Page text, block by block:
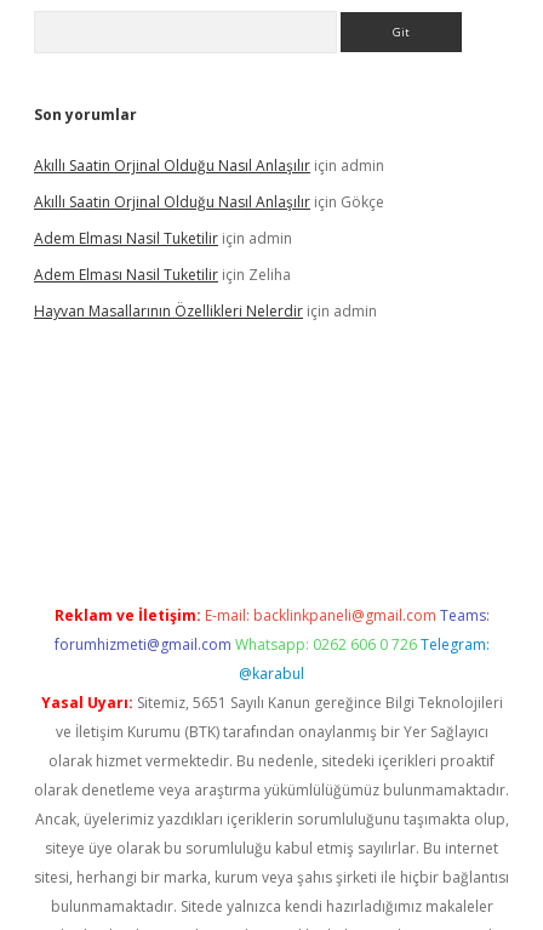
Son yorumlar
Akıllı Saatin Orjinal Olduğu Nasıl Anlaşılır için admin
Akıllı Saatin Orjinal Olduğu Nasıl Anlaşılır için Gökçe
Adem Elması Nasil Tuketilir için admin
Adem Elması Nasil Tuketilir için Zeliha
Hayvan Masallarının Özellikleri Nelerdir için admin
Reklam ve İletişim: E-mail: backlinkpaneli@gmail.com Teams:
forumhizmeti@gmail.com Whatsapp: 0262 606 0 726 Telegram:
@karabul
Yasal Uyarı: Sitemiz, 5651 Sayılı Kanun gereğince Bilgi Teknolojileri
ve İletişim Kurumu (BTK) tarafından onaylanmış bir Yer Sağlayıcı
olarak hizmet vermektedir. Bu nedenle, sitedeki içerikleri proaktif
olarak denetleme veya araştırma yükümlülüğümüz bulunmamaktadır.
Ancak, üyelerimiz yazdıkları içeriklerin sorumluluğunu taşımakta olup,
siteye üye olarak bu sorumluluğu kabul etmiş sayılırlar. Bu internet
sitesi, herhangi bir marka, kurum veya şahıs şirketi ile hiçbir bağlantısı
bulunmamaktadır. Sitede yalnızca kendi hazırladığımız makaleler